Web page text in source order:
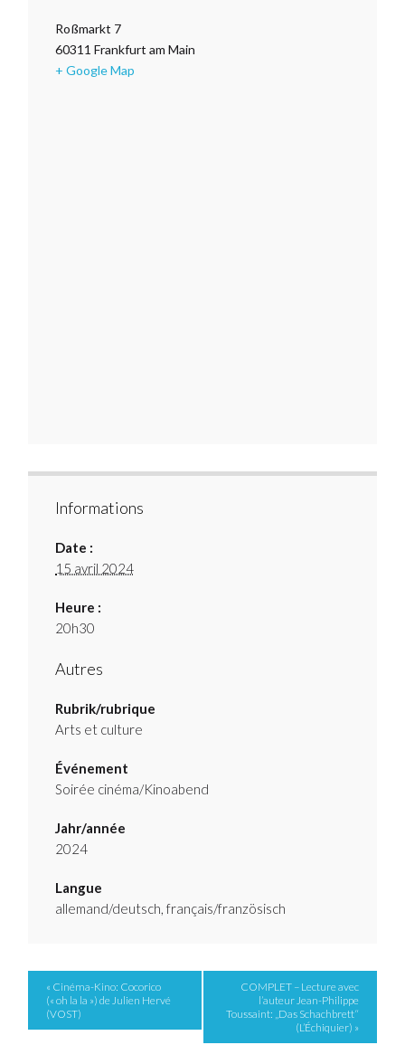
Roßmarkt 7
60311 Frankfurt am Main
+ Google Map
Informations
Date :
15 avril 2024
Heure :
20h30
Autres
Rubrik/rubrique
Arts et culture
Événement
Soirée cinéma/Kinoabend
Jahr/année
2024
Langue
allemand/deutsch, français/französisch
Event
Navigation
« Cinéma-Kino: Cocorico
(« oh la la ») de Julien Hervé
(VOST)
COMPLET – Lecture avec
l’auteur Jean-Philippe
Toussaint: „Das Schachbrett“
(L’Échiquier) »